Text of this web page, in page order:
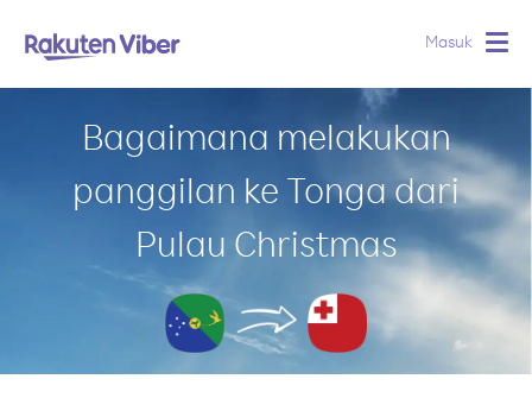
Masuk
Bagaimana melakukan
panggilan ke Tonga dari
Pulau Christmas